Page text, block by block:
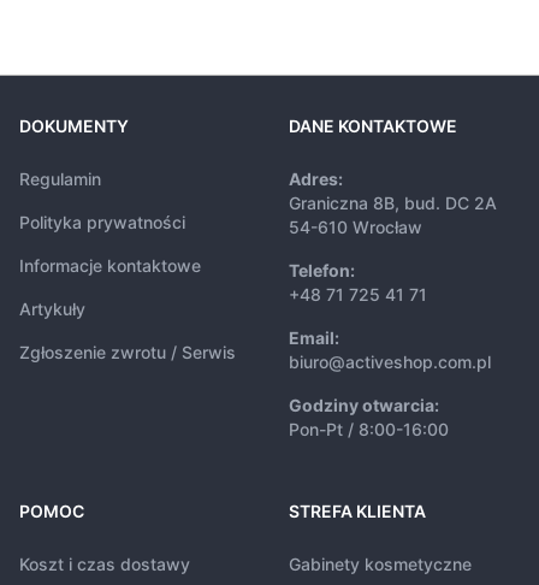
DOKUMENTY
Regulamin
Polityka prywatności
Informacje kontaktowe
Artykuły
Zgłoszenie zwrotu / Serwis
DANE KONTAKTOWE
Adres:
Graniczna 8B, bud. DC 2A
54-610 Wrocław
Telefon:
+48 71 725 41 71
Email:
biuro@activeshop.com.pl
Godziny otwarcia:
Pon-Pt / 8:00-16:00
POMOC
Koszt i czas dostawy
STREFA KLIENTA
Gabinety kosmetyczne